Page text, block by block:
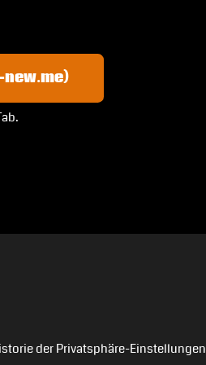
new.me)
der Privatsphäre-Einstellungen